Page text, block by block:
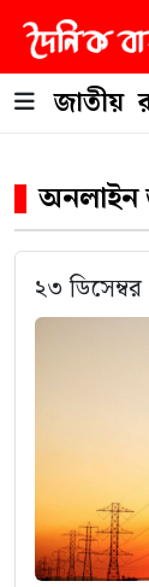
জাতীয়
অনলাইন
২৩